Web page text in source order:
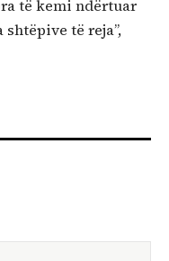
të kemi ndërtuar
të reja”,